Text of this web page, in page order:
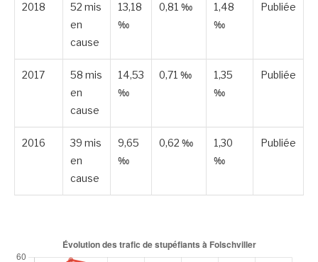
2018
52 mis
en
cause
13,18
‰
0,81 ‰
1,48
‰
Publiée
2017
58 mis
en
cause
14,53
‰
0,71 ‰
1,35
‰
Publiée
2016
39 mis
en
cause
9,65
‰
0,62 ‰
1,30
‰
Publiée